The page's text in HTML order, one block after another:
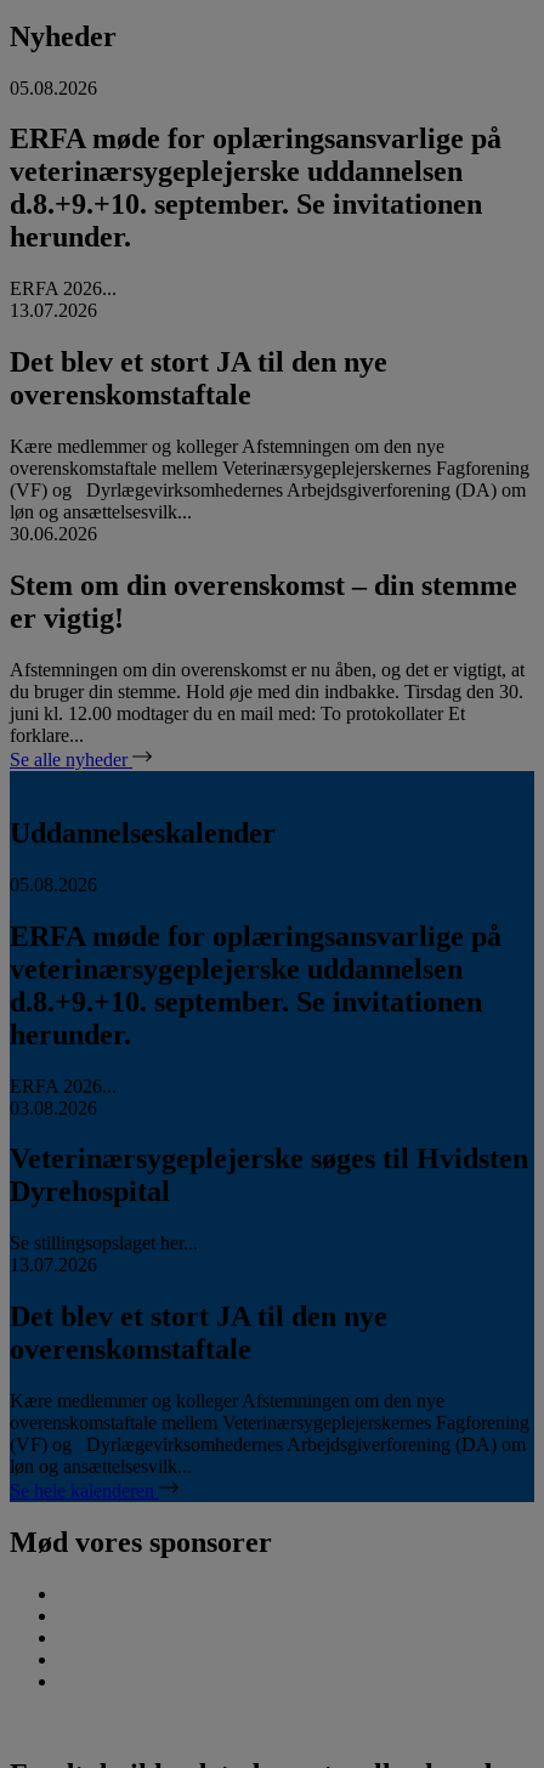
Nyheder
05.08.2026
ERFA møde for oplæringsansvarlige på
veterinærsygeplejerske uddannelsen
d.8.+9.+10. september. Se invitationen
herunder.
ERFA 2026...
13.07.2026
Det blev et stort JA til den nye
overenskomstaftale
Kære medlemmer og kolleger Afstemningen om den nye
overenskomstaftale mellem Veterinærsygeplejerskernes Fagforening
(VF) og Dyrlægevirksomhedernes Arbejdsgiverforening (DA) om
løn og ansættelsesvilk...
30.06.2026
Stem om din overenskomst – din stemme
er vigtig!
Afstemningen om din overenskomst er nu åben, og det er vigtigt, at
du bruger din stemme. Hold øje med din indbakke. Tirsdag den 30.
juni kl. 12.00 modtager du en mail med: To protokollater Et
forklare...
Se alle nyheder
Uddannelseskalender
05.08.2026
ERFA møde for oplæringsansvarlige på
veterinærsygeplejerske uddannelsen
d.8.+9.+10. september. Se invitationen
herunder.
ERFA 2026...
03.08.2026
Veterinærsygeplejerske søges til Hvidsten
Dyrehospital
Se stillingsopslaget her...
13.07.2026
Det blev et stort JA til den nye
overenskomstaftale
Kære medlemmer og kolleger Afstemningen om den nye
overenskomstaftale mellem Veterinærsygeplejerskernes Fagforening
(VF) og Dyrlægevirksomhedernes Arbejdsgiverforening (DA) om
løn og ansættelsesvilk...
Se hele kalenderen
Mød vores sponsorer